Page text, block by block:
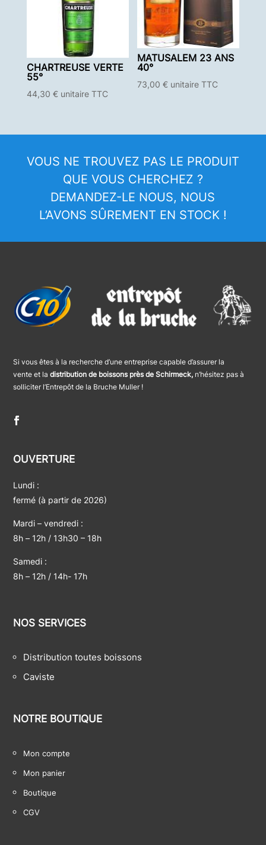
CHARTREUSE VERTE
55°
44,30 € unitaire TTC
MATUSALEM 23 ANS
40°
73,00€ unitaire TTC
VOUS NE TROUVEZ PAS LE PRODUIT
QUE VOUS CHERCHEZ ?
DEMANDEZ-LE NOUS, NOUS
L’AVONS SÛREMENT EN STOCK !
Si vous êtes à la recherche d’une entreprise capable d’assurer la
vente et ladistribution de boissons près de Schirmeck, n’hésitez pas à
solliciter l’Entrepôt de la Bruche Muller !
OUVERTURE
Lundi :
fermé (à partir de 2026)
Mardi – vendredi :
8h – 12h / 13h30 – 18h
Samedi :
8h – 12h / 14h- 17h
NOS SERVICES
Distribution toutes boissons
Caviste
NOTRE BOUTIQUE
Mon compte
Mon panier
Boutique
CGV